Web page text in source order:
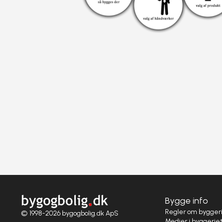
© 1998-2026 bygogbolig.dk ApS
Bygge info
Regler om byggeri